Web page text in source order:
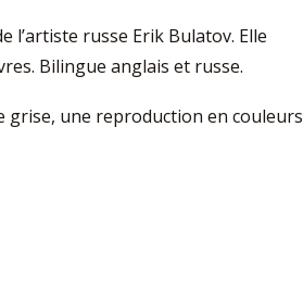
l’artiste russe Erik Bulatov. Elle
Bilingue anglais et russe.
grise, une reproduction en couleurs